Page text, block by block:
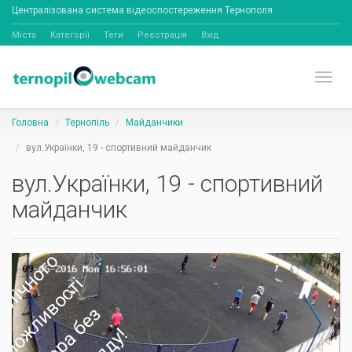
Централізована система відеоспостереження Тернополя
Міста Категорії Теги Реєстрація Вхід
Головна Тернопіль Майданчики
вул.Українки, 19 - спортивний майданчик
вул.Українки, 19 - спортивний
майданчик